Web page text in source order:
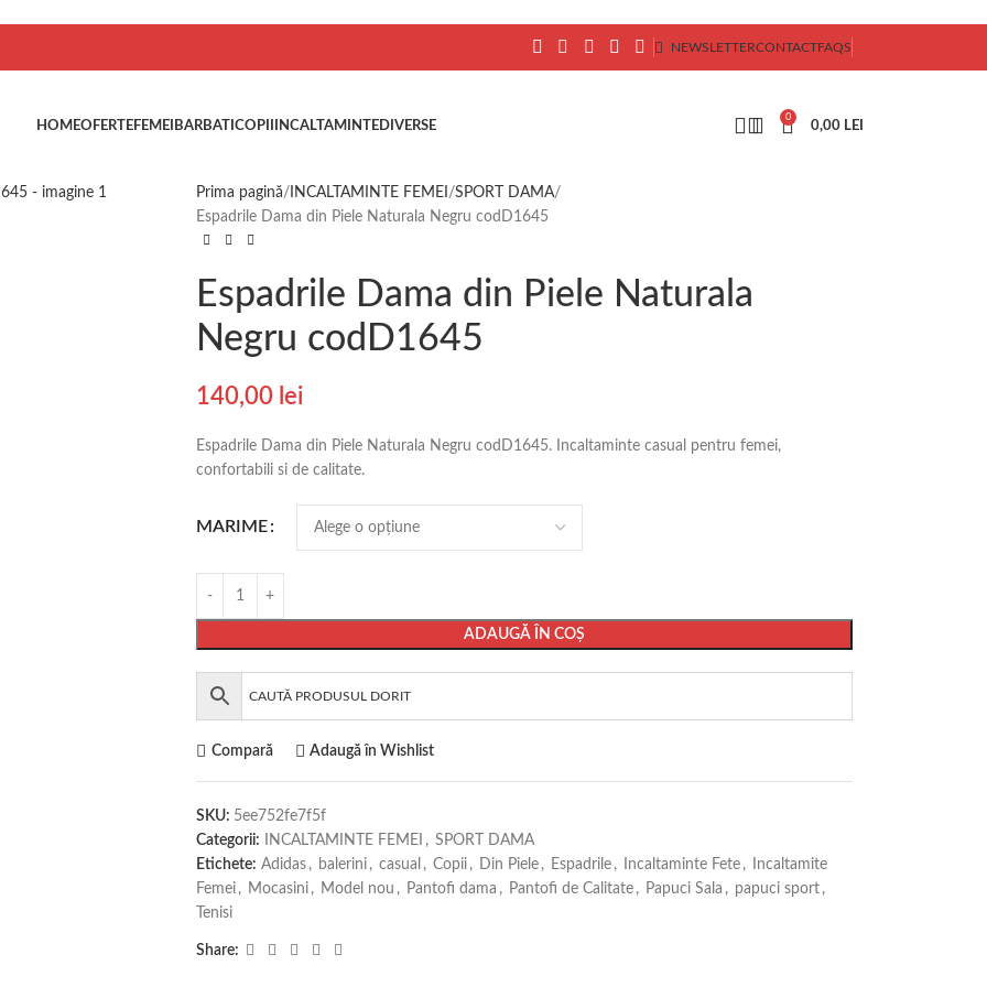
NEWSLETTERCONTACTFAQS
HOMEOFERTEFEMEI BARBATI COPII INCALTAMINTEDIVERSE
0
0,00 LEI
Prima pagină INCALTAMINTE FEMEI
SPORT DAMA
Espadrile Dama din Piele Naturala Negru codD1645
Espadrile Dama din Piele Naturala
Negru codD1645
140,00 lei
Espadrile Dama din Piele Naturala Negru codD1645. Incaltaminte casual pentru femei,
confortabili si de calitate.
MARIME
ADAUGĂ ÎN COȘ
Compară Adaugă în Wishlist
SKU: 5ee752fe7f5f
Categorii:
INCALTAMINTE FEMEI , SPORT DAMA
Etichete: Adidas , balerini , casual , Copii , Din Piele , Espadrile , Incaltaminte Fete ,
Incaltamite
Femei , Mocasini , Model nou , Pantofi dama , Pantofi de Calitate , Papuci Sala , papuci sport ,
Tenisi
Share: